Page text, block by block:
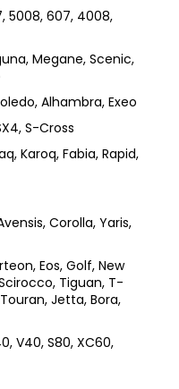
5008, 607, 4008,
Megane, Scenic,
Alhambra, Exeo
S-Cross
Karoq, Fabia, Rapid,
Corolla, Yaris,
Eos, Golf, New
Tiguan, T-
Jetta, Bora,
V40, S80, XC60,